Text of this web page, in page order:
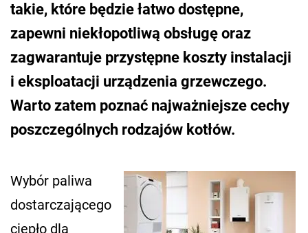
takie, które będzie łatwo dostępne,
zapewni niekłopotliwą obsługę oraz
zagwarantuje przystępne koszty instalacji
i eksploatacji urządzenia grzewczego.
Warto zatem poznać najważniejsze cechy
poszczególnych rodzajów kotłów.
Wybór paliwa
dostarczającego
ciepło dla